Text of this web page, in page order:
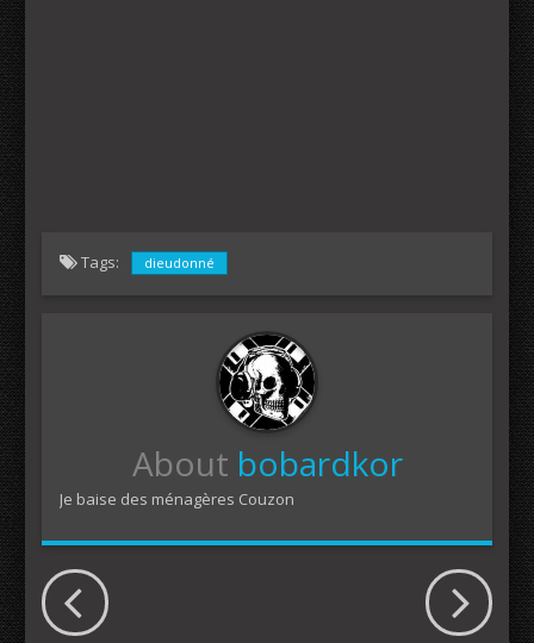
Tags: dieudonné
About bobardkor
Je baise des ménagères Couzon